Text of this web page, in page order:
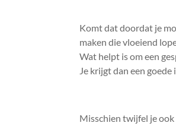
Komt dat doordat je
maken die vloeiend
Wat helpt is om een
Je krijgt dan een
Misschien twijfel je ook